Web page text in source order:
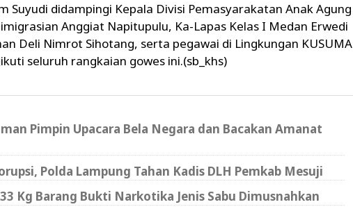
Suyudi didampingi Kepala Divisi Pemasyarakatan Anak Agung
Anggiat Napitupulu, Ka-Lapas Kelas I Medan Erwedi
Deli Nimrot Sihotang, serta pegawai di Lingkungan KUSUMA
seluruh rangkaian gowes ini.(sb_khs)
Pimpin Upacara Bela Negara dan Bacakan Amanat
Polda Lampung Tahan Kadis DLH Pemkab Mesuji
Kg Barang Bukti Narkotika Jenis Sabu Dimusnahkan